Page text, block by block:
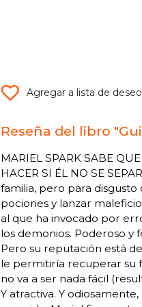
Agregar a lista de
Reseña del libro
MARIEL SPARK SABE
HACER SI ÉL NO SE
familia, pero para
pociones y lanzar
al que ha invocado por
los demonios. Poderoso y
Pero su reputación está
le permitiría recuperar su
no va a ser nada fácil
Y atractiva. Y